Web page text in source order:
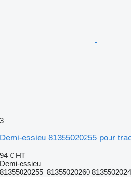
3
Demi-essieu 81355020255 pour
94 € HT
Demi-essieu
81355020255, 81355020260